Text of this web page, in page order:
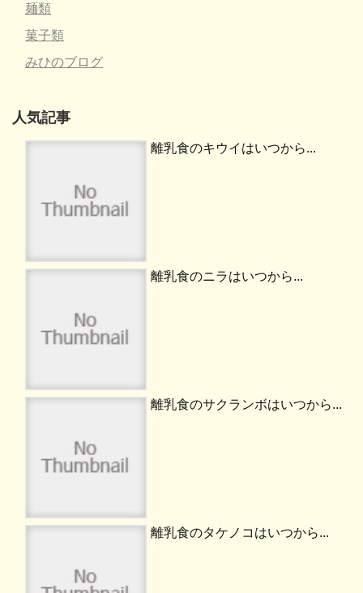
麺類
菓子類
みひのブログ
人気記事
離乳食のキウイはいつから...
離乳食のニラはいつから...
離乳食のサクランボはいつから...
離乳食のタケノコはいつから...